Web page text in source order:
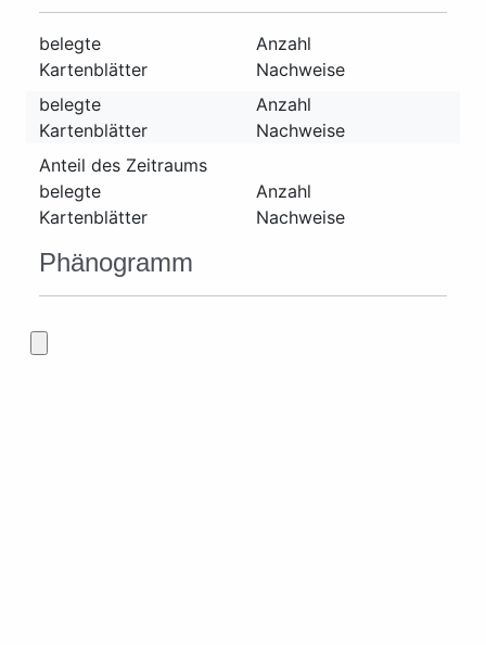
belegte
Kartenblätter
Anzahl
Nachweise
belegte
Kartenblätter
Anzahl
Nachweise
Anteil des Zeitraums
belegte
Kartenblätter
Anzahl
Nachweise
Phänogramm